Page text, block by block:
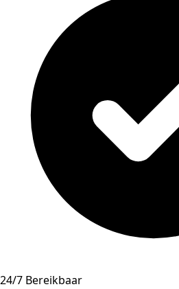
24/7 Bereikbaar